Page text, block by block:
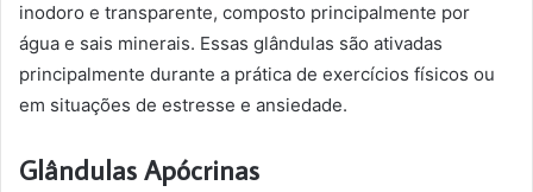
inodoro e transparente, composto principalmente por
água e sais minerais. Essas glândulas são ativadas
principalmente durante a prática de exercícios físicos ou
em situações de estresse e ansiedade.
Glândulas Apócrinas